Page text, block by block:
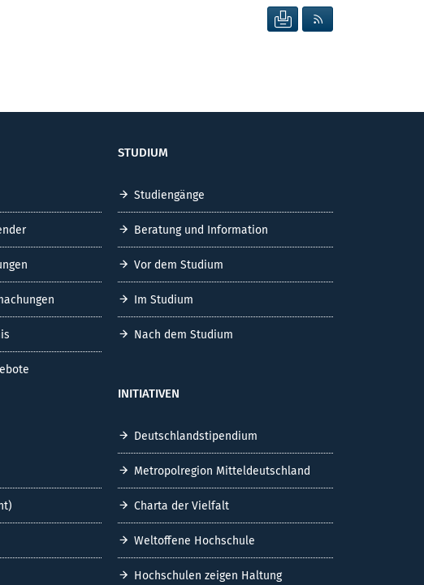
SEITE DRUCKEN
STUDIUM
Studiengänge
Beratung und Information
Vor dem Studium
Im Studium
Nach dem Studium
INITIATIVEN
Deutschlandstipendium
Metropolregion Mitteldeutschland
Charta der Vielfalt
Weltoffene Hochschule
Hochschulen zeigen Haltung